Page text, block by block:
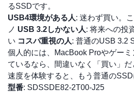
るSSDです。
USB4環境がある人: 迷わず買い。
ノ USB 3.2しかない人: 将来への投
い コスパ重視の人: 普通のUSB 3.2
個人的には、MacBook Proやゲー
ているなら、間違いなく「買い」
速度を体験すると、もう普通のSSD
型番: SDSSDE82-2T00-J25